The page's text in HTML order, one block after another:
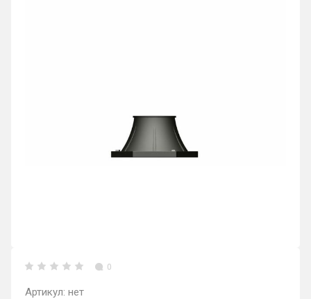
0
Артикул: нет